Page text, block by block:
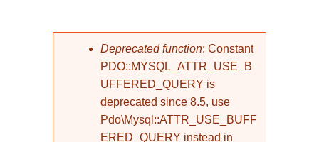
Fehlermeldung
Deprecated function: Constant
PDO::MYSQL_ATTR_USE_B
UFFERED_QUERY is
deprecated since 8.5, use
Pdo\Mysql::ATTR_USE_BUFF
ERED_QUERY instead in